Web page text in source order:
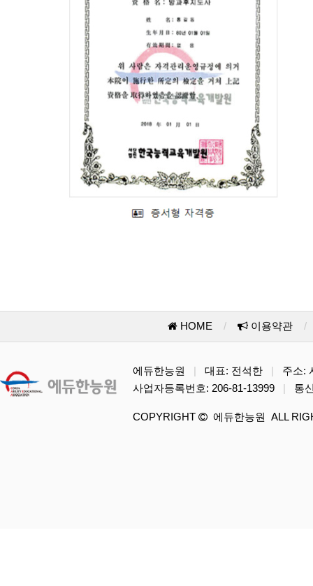
HOME / 이용약관 /
에듀한능원 대표: 전석한
주소:
사업자등록번호: 206-81-13999
통
COPYRIGHT 에듀한능원 ALL